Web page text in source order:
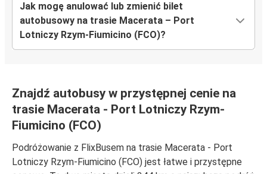
Jak mogę anulować lub zmienić bilet
autobusowy na trasie Macerata – Port
Lotniczy Rzym-Fiumicino (FCO)?
Znajdź autobusy w przystępnej cenie na
trasie Macerata - Port Lotniczy Rzym-
Fiumicino (FCO)
Podróżowanie z FlixBusem na trasie Macerata - Port
Lotniczy Rzym-Fiumicino (FCO) jest łatwe i przystępne